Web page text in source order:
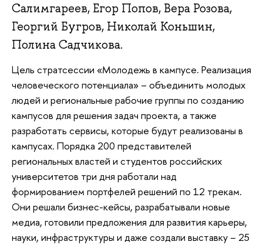
Салимгареев, Егор Попов, Вера Розова,
Георгий Бугров, Николай Коньшин,
Полина Садчикова.
Цель стратсессии «Молодежь в кампусе. Реализация
человеческого потенциала» – объединить молодых
людей и региональные рабочие группы по созданию
кампусов для решения задач проекта, а также
разработать сервисы, которые будут реализованы в
кампусах. Порядка 200 представителей
региональных властей и студентов российских
университетов три дня работали над
формированием портфелей решений по 12 трекам.
Они решали бизнес-кейсы, разрабатывали новые
медиа, готовили предложения для развития карьеры,
науки, инфраструктуры и даже создали выставку – 25